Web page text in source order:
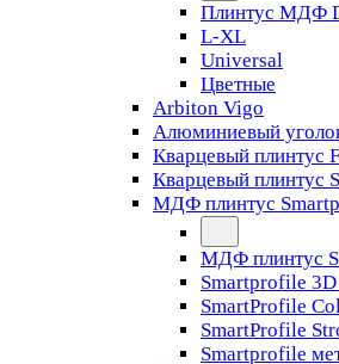
Плинтус МДФ
L-XL
Universal
Цветные
Arbiton Vigo
Алюминиевый
Кварцевый плинтус
Кварцевый плинтус
МДФ плинтус
МДФ плинтус
Smartprofile
SmartProfile
SmartProfile
Smartprofile